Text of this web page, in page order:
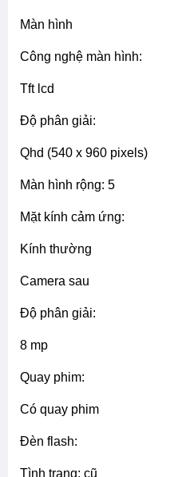
màn hình
công nghệ màn hình:
tft lcd
độ phân giải:
qhd (540 x 960 pixels)
màn hình rộng: 5
mặt kính cảm ứng:
kính thường
camera sau
độ phân giải:
8 mp
quay phim:
có quay phim
đèn flash:
tình trạng: cũ